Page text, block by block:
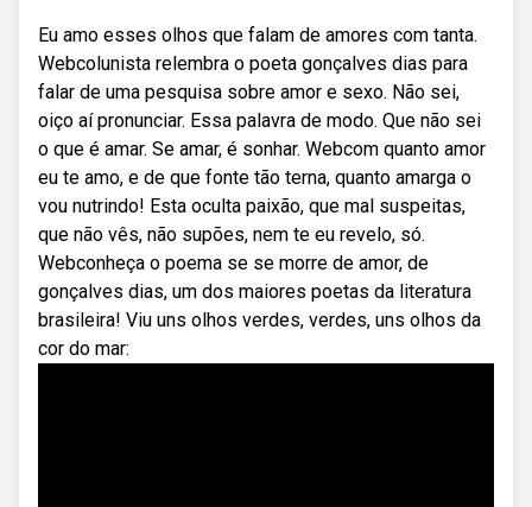
Eu amo esses olhos que falam de amores com tanta.
Webcolunista relembra o poeta gonçalves dias para
falar de uma pesquisa sobre amor e sexo. Não sei,
oiço aí pronunciar. Essa palavra de modo. Que não sei
o que é amar. Se amar, é sonhar. Webcom quanto amor
eu te amo, e de que fonte tão terna, quanto amarga o
vou nutrindo! Esta oculta paixão, que mal suspeitas,
que não vês, não supões, nem te eu revelo, só.
Webconheça o poema se se morre de amor, de
gonçalves dias, um dos maiores poetas da literatura
brasileira! Viu uns olhos verdes, verdes, uns olhos da
cor do mar: